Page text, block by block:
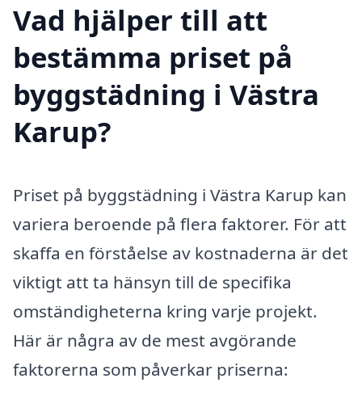
Vad hjälper till att
bestämma priset på
byggstädning i Västra
Karup?
Priset på byggstädning i Västra Karup kan
variera beroende på flera faktorer. För att
skaffa en förståelse av kostnaderna är det
viktigt att ta hänsyn till de specifika
omständigheterna kring varje projekt.
Här är några av de mest avgörande
faktorerna som påverkar priserna: